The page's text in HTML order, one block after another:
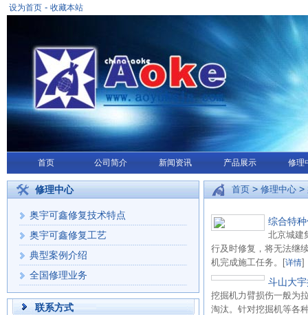
设为首页 - 收藏本站
首页 公司简介 新闻资讯 产品展示 修理
修理中心
奥宇可鑫修复技术特点
奥宇可鑫修复工艺
典型案例介绍
全国修理业务
联系方式
首页 > 修理中心 >
综合特
北京城建
行及时修复，将无法继
机完成施工任务。[详情]
斗山大
挖掘机力臂损伤一般为
淘汰。针对挖掘机等各